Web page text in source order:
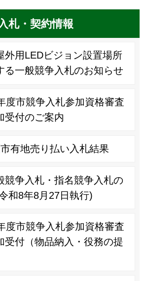
札・契約情報
外用LEDビジョン設置場所
る一般競争入札のお知らせ
度市競争入札参加資格審査
付のご案内
有地売り払い入札結果
競争入札・指名競争入札の
和8年8月27日執行)
度市競争入札参加資格審査
付（物品納入・役務の提